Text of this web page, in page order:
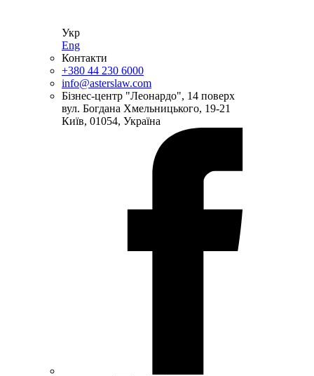
Укр
Eng
Контакти
+380 44 230 6000
info@asterslaw.com
Бізнес-центр "Леонардо", 14 поверх
вул. Богдана Хмельницького, 19-21
Київ, 01054, Україна